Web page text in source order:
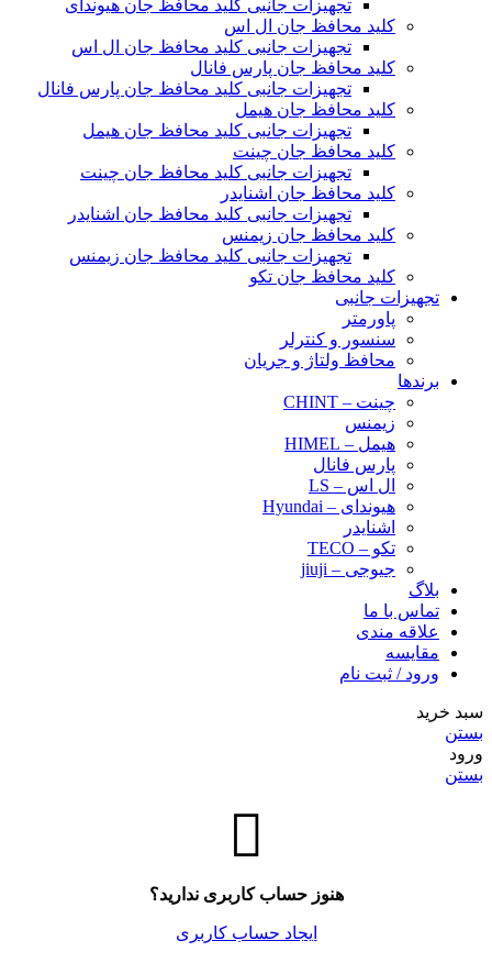
تجهیزات جانبی کلید محافظ جان هیوندای
کلید محافظ جان ال اس
تجهیزات جانبی کلید محافظ جان ال اس
کلید محافظ جان پارس فانال
تجهیزات جانبی کلید محافظ جان پارس فانال
کلید محافظ جان هیمل
تجهیزات جانبی کلید محافظ جان هیمل
کلید محافظ جان چینت
تجهیزات جانبی کلید محافظ جان چینت
کلید محافظ جان اشنایدر
تجهیزات جانبی کلید محافظ جان اشنایدر
کلید محافظ جان زیمنس
تجهیزات جانبی کلید محافظ جان زیمنس
کلید محافظ جان تکو
تجهیزات جانبی
پاورمتر
سنسور و کنترلر
محافظ ولتاژ و‌ جریان
برندها
چینت – CHINT
زیمنس
هیمل – HIMEL
پارس فانال
ال اس – LS
هیوندای – Hyundai
اشنایدر
تکو – TECO
جیوجی – jiuji
بلاگ
تماس با ما
علاقه مندی
مقایسه
ورود / ثبت نام
سبد خرید
بستن
ورود
بستن
هنوز حساب کاربری ندارید؟
ایجاد حساب کاربری